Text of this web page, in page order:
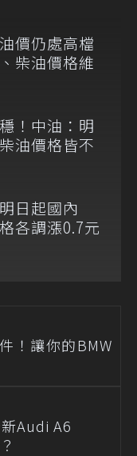
價仍處高檔
柴油價格維
！中油：明
油價格皆不
日起國內
各調漲0.7元
！讓你的BMW
Audi A6